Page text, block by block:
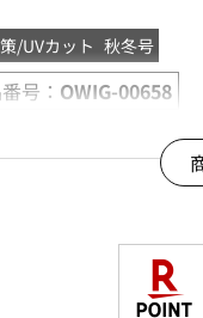
/UVカット 秋冬号
号： OWIG-00658